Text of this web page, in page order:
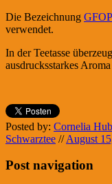
Die Bezeichnung GFOP
verwendet.
In der Teetasse
ausdrucksstarkes
Posted by: Cornelia
Schwarztee // August
Post navigation